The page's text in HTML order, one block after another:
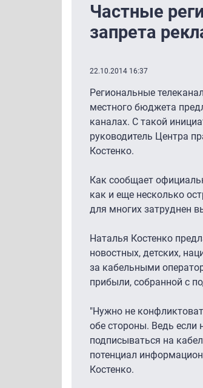
Частные
запрета
22.10.2014 16:37
Региональные
местного бюджета
каналах. С такой
руководитель Центра
Костенко.
Как сообщает
как и еще несколько
для многих затруднен
Наталья Костенко
новостных, детских,
за кабельными
прибыли, собранной с
"Нужно не
обе стороны. Ведь если
подписываться на
потенциал
Костенко.